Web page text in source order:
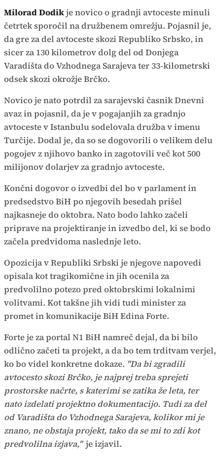
Milorad Dodikje novico o gradnji avtoceste minuli
četrtek sporočil na družbenem omrežju. Pojasnil je,
da gre za del avtoceste skozi Republiko Srbsko, in
sicer za 130 kilometrov dolg del od Donjega
Varadišta do Vzhodnega Sarajeva ter 33-kilometrski
odsek skozi okrožje Brčko.
Novico je nato potrdil za sarajevski časnik Dnevni
avaz in pojasnil, da je v pogajanjih za gradnjo
avtoceste v Istanbulu sodelovala družba v imenu
Turčije. Dodal je, da so se dogovorili o velikem delu
pogojev z njihovo banko in zagotovili več kot 500
milijonov dolarjev za gradnjo avtoceste.
Končni dogovor o izvedbi del bo v parlament in
predsedstvo BiH po njegovih besedah prišel
najkasneje do oktobra. Nato bodo lahko začeli
priprave na projektiranje in izvedbo del, ki se bodo
začela predvidoma naslednje leto.
Opozicija v Republiki Srbski je njegove napovedi
opisala kot tragikomične in jih ocenila za
predvolilno potezo pred oktobrskimi lokalnimi
volitvami. Kot takšne jih vidi tudi minister za
promet in komunikacije BiH Edina Forte.
Forte je za portal N1 BiH namreč dejal, da bi bilo
odlično začeti ta projekt, a da bo tem trditvam verjel,
ko bo videl konkretne dokaze. "Da bi zgradili
avtocesto skozi Brčko, je najprej treba sprejeti
prostorske načrte, s katerimi se zatika že leta, ter
nato izdelati projektno dokumentacijo. Tudi za del
od Varadišta do Vzhodnega Sarajeva, kolikor mi je
znano, ne obstaja projekt, tako da se mi to zdi kot
predvolilna izjava," je izjavil.